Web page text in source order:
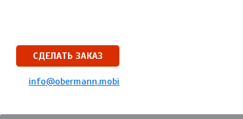
СДЕЛАТЬ ЗАКАЗ
info@obermann.mobi